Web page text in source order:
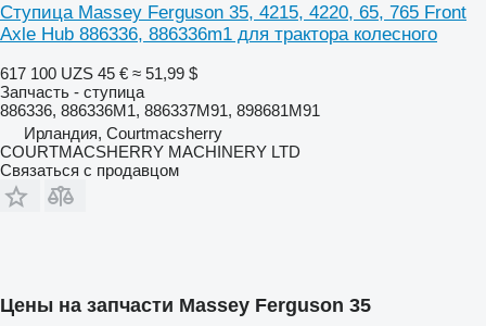
Ступица Massey Ferguson 35, 4215, 4220, 65, 765 Front
Axle Hub 886336, 886336m1 для трактора колесного
617 100 UZS 45 € ≈ 51,99 $
Запчасть - ступица
886336, 886336M1, 886337M91, 898681M91
Ирландия, Courtmacsherry
COURTMACSHERRY MACHINERY LTD
Связаться с продавцом
Цены на запчасти Massey Ferguson 35